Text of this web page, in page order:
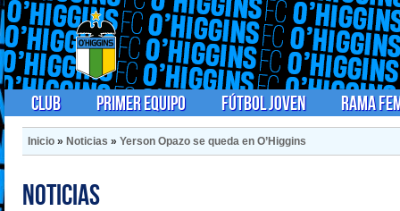
Club Primer Equipo Fútbol Joven Rama
Inicio » Noticias » Yerson Opazo se queda en O’Higgins
Noticias